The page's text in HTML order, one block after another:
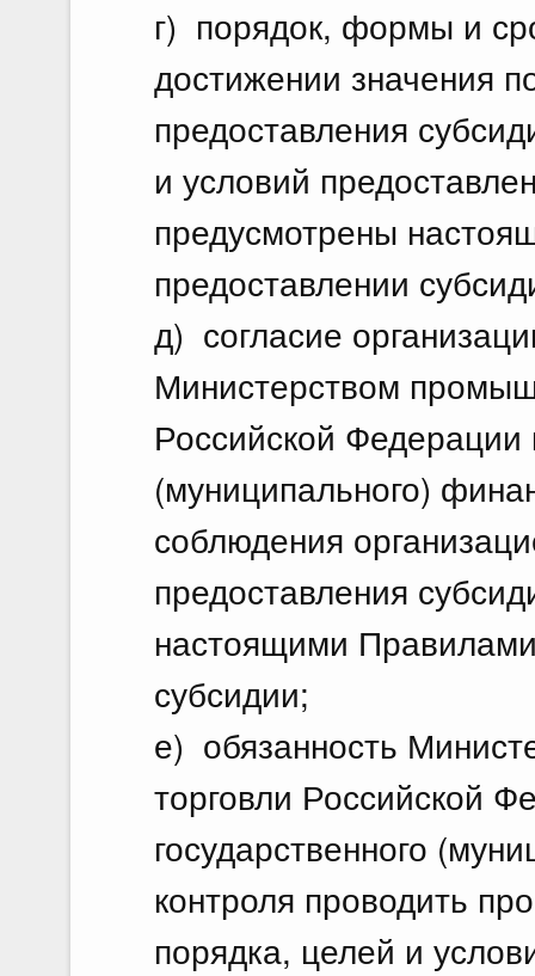
г) порядок, формы и
достижении значения
предоставления
и условий
предусмотрены
предоставлении
д) согласие
Министерством
Российской Федерации
(муниципального)
соблюдения
предоставления
настоящими
субсидии;
е) обязанность
торговли Российской
государственного
контроля проводить
порядка, целей и